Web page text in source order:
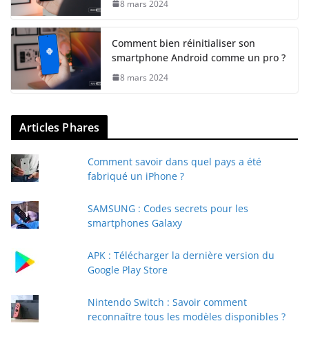
8 mars 2024
Comment bien réinitialiser son
smartphone Android comme un pro ?
8 mars 2024
Articles Phares
Comment savoir dans quel pays a été
fabriqué un iPhone ?
SAMSUNG : Codes secrets pour les
smartphones Galaxy
APK : Télécharger la dernière version du
Google Play Store
Nintendo Switch : Savoir comment
reconnaître tous les modèles disponibles ?